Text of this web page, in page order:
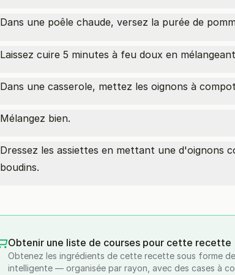
Dans une poêle chaude, versez la purée de
Laissez cuire 5 minutes à feu doux en
Dans une casserole, mettez les oignons à
Mélangez bien.
Dressez les assiettes en mettant une d'oignons
boudins.
Obtenir une liste de courses pour cette recette
Obtenez les ingrédients de cette recette sous forme
intelligente — organisée par rayon, avec des cases à